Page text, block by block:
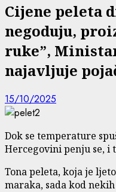
Cijene peleta
negoduju,
ruke”,
najavljuje
15/10/2025
Dok se temperature
Hercegovini penju se, i
Tona peleta, koja je
maraka, sada kod